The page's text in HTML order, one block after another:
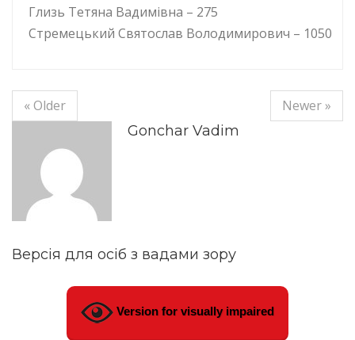
Глизь Тетяна Вадимівна – 275
Стремецький Святослав Володимирович – 1050
« Older
Newer »
Gonchar Vadim
Версія для осіб з вадами зору
Version for visually impaired